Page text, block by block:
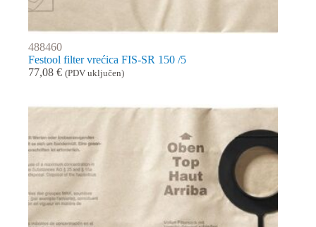
488460
Festool filter vrećica FIS-SR 150 /5
77,08 € (PDV uključen)